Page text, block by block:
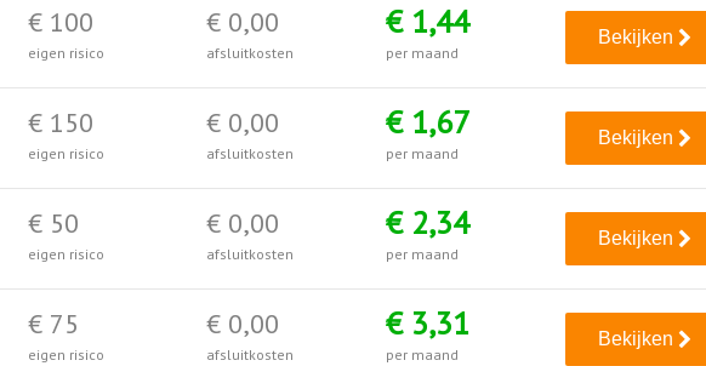
€ 100
eigen risico
€ 0,00
afsluitkosten
€ 1,44
per maand
Bekijken
€ 150
eigen risico
€ 0,00
afsluitkosten
€ 1,67
per maand
Bekijken
€ 50
eigen risico
€ 0,00
afsluitkosten
€ 2,34
per maand
Bekijken
€ 75
eigen risico
€ 0,00
afsluitkosten
€ 3,31
per maand
Bekijken